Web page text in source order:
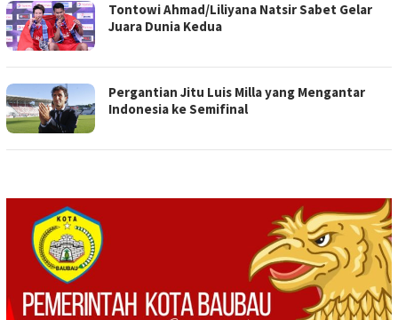
Tontowi Ahmad/Liliyana Natsir Sabet Gelar
Juara Dunia Kedua
Pergantian Jitu Luis Milla yang Mengantar
Indonesia ke Semifinal